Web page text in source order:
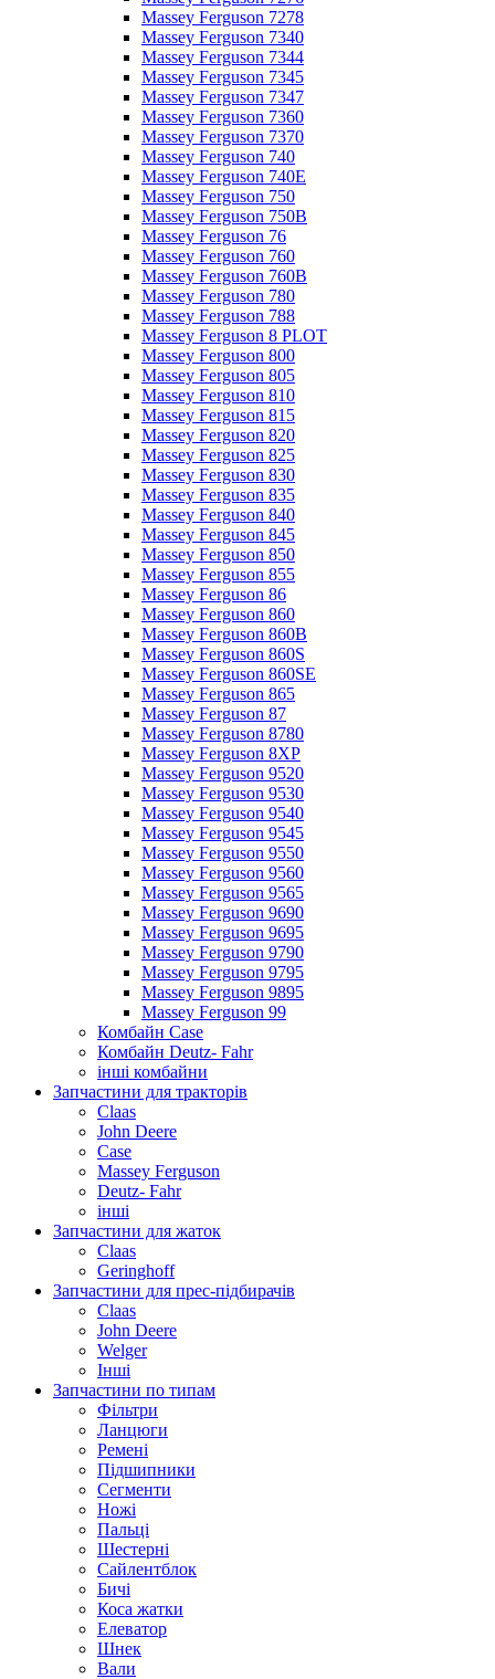
Massey Ferguson 7278
Massey Ferguson 7340
Massey Ferguson 7344
Massey Ferguson 7345
Massey Ferguson 7347
Massey Ferguson 7360
Massey Ferguson 7370
Massey Ferguson 740
Massey Ferguson 740E
Massey Ferguson 750
Massey Ferguson 750B
Massey Ferguson 76
Massey Ferguson 760
Massey Ferguson 760B
Massey Ferguson 780
Massey Ferguson 788
Massey Ferguson 8 PLOT
Massey Ferguson 800
Massey Ferguson 805
Massey Ferguson 810
Massey Ferguson 815
Massey Ferguson 820
Massey Ferguson 825
Massey Ferguson 830
Massey Ferguson 835
Massey Ferguson 840
Massey Ferguson 845
Massey Ferguson 850
Massey Ferguson 855
Massey Ferguson 86
Massey Ferguson 860
Massey Ferguson 860B
Massey Ferguson 860S
Massey Ferguson 860SE
Massey Ferguson 865
Massey Ferguson 87
Massey Ferguson 8780
Massey Ferguson 8XP
Massey Ferguson 9520
Massey Ferguson 9530
Massey Ferguson 9540
Massey Ferguson 9545
Massey Ferguson 9550
Massey Ferguson 9560
Massey Ferguson 9565
Massey Ferguson 9690
Massey Ferguson 9695
Massey Ferguson 9790
Massey Ferguson 9795
Massey Ferguson 9895
Massey Ferguson 99
Комбайн Case
Комбайн Deutz- Fahr
інші комбайни
Запчастини для тракторів
Claas
John Deere
Case
Massey Ferguson
Deutz- Fahr
інші
Запчастини для жаток
Claas
Geringhoff
Запчастини для прес-підбирачів
Claas
John Deere
Welger
Інші
Запчастини по типам
Фільтри
Ланцюги
Ремені
Підшипники
Сегменти
Ножі
Пальці
Шестерні
Сайлентблок
Бичі
Коса жатки
Елеватор
Шнек
Вали